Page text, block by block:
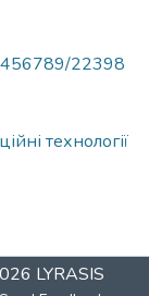
22398
технології
LYRASIS